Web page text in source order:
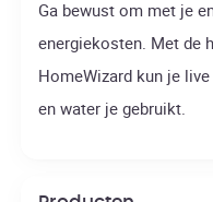
Ga bewust om met je
energiekosten. Met de
HomeWizard kun je
en water je gebruikt.